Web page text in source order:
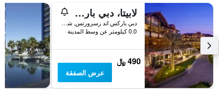
لابيتا، دبي باركس آند ريزورتس، أوتوغراف كوليكشن
دبي باركس اند رسرورتس, شارع الشيخ زايد, دبي, الامارات العربية المتحدة
0.0 كيلومتر عن وسط المدينة
490 ﷼
عرض الصفقة